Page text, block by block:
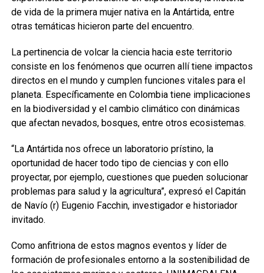
de vida de la primera mujer nativa en la Antártida, entre
otras temáticas hicieron parte del encuentro.
La pertinencia de volcar la ciencia hacia este territorio
consiste en los fenómenos que ocurren allí tiene impactos
directos en el mundo y cumplen funciones vitales para el
planeta. Específicamente en Colombia tiene implicaciones
en la biodiversidad y el cambio climático con dinámicas
que afectan nevados, bosques, entre otros ecosistemas.
“La Antártida nos ofrece un laboratorio prístino, la
oportunidad de hacer todo tipo de ciencias y con ello
proyectar, por ejemplo, cuestiones que pueden solucionar
problemas para salud y la agricultura”, expresó el Capitán
de Navío (r) Eugenio Facchin, investigador e historiador
invitado.
Como anfitriona de estos magnos eventos y líder de
formación de profesionales entorno a la sostenibilidad de